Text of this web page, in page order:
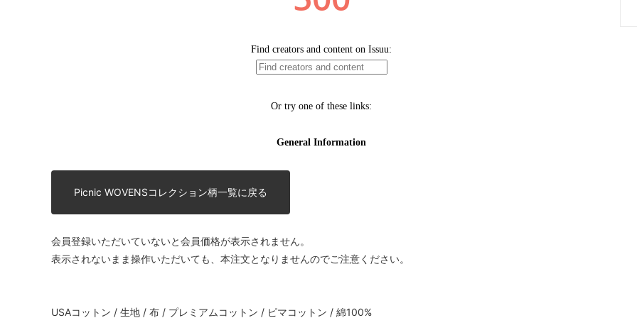
Picnic WOVENSコレクション柄一覧に戻る
会員登録いただいていないと会員価格が表示されません。
表示されないまま操作いただいても、本注文となりませんのでご注意ください。
USAコットン / 生地 / 布 / プレミアムコットン / ピマコットン / 綿100%